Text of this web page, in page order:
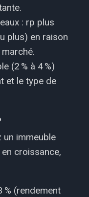
: rp plus
plus) en raison
(2 % à 4 %)
et le type de
un immeuble
croissance,
% (rendement